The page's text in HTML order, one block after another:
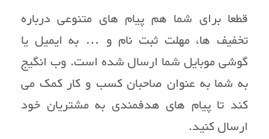
قطعا برای شما هم پیام های متنوعی درباره
تخفیف ها، مهلت ثبت نام و … به ایمیل یا
گوشی موبایل شما ارسال شده است. وب انگیج
به شما به عنوان صاحبان کسب و کار کمک می
کند تا پیام های هدفمندی به مشتریان خود
ارسال کنید.